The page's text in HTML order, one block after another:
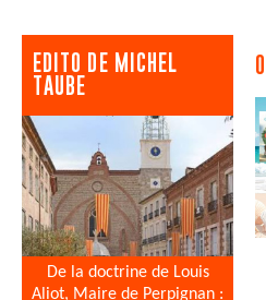
EDITO DE MICHEL
TAUBE
De la doctrine de Louis
Aliot, Maire de Perpignan :